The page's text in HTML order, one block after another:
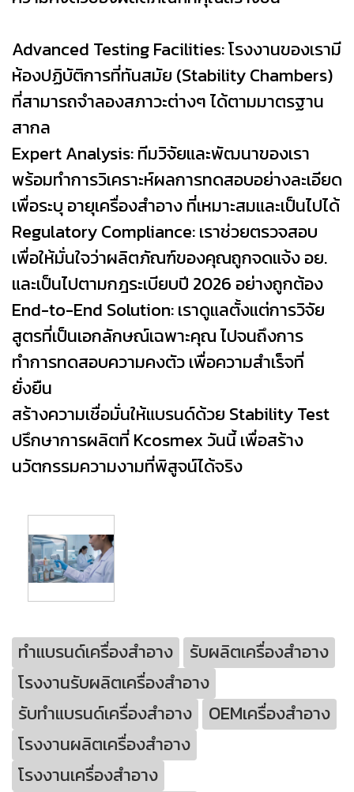
Advanced Testing Facilities: โรงงานของเรามี
ห้องปฏิบัติการที่ทันสมัย (Stability Chambers)
ที่สามารถจำลองสภาวะต่างๆ ได้ตามมาตรฐาน
สากล
Expert Analysis: ทีมวิจัยและพัฒนาของเรา
พร้อมทำการวิเคราะห์ผลการทดสอบอย่างละเอียด
เพื่อระบุ อายุเครื่องสำอาง ที่เหมาะสมและเป็นไปได้
Regulatory Compliance: เราช่วยตรวจสอบ
เพื่อให้มั่นใจว่าผลิตภัณฑ์ของคุณถูกจดแจ้ง อย.
และเป็นไปตามกฎระเบียบปี 2026 อย่างถูกต้อง
End-to-End Solution: เราดูแลตั้งแต่การวิจัย
สูตรที่เป็นเอกลักษณ์เฉพาะคุณ ไปจนถึงการ
ทำการทดสอบความคงตัว เพื่อความสำเร็จที่
ยั่งยืน
สร้างความเชื่อมั่นให้แบรนด์ด้วย Stability Test
ปรึกษาการผลิตที่ Kcosmex วันนี้ เพื่อสร้าง
นวัตกรรมความงามที่พิสูจน์ได้จริง
ทำแบรนด์เครื่องสำอาง
รับผลิตเครื่องสำอาง
โรงงานรับผลิตเครื่องสำอาง
รับทำแบรนด์เครื่องสำอาง
OEMเครื่องสำอาง
โรงงานผลิตเครื่องสำอาง
โรงงานเครื่องสำอาง